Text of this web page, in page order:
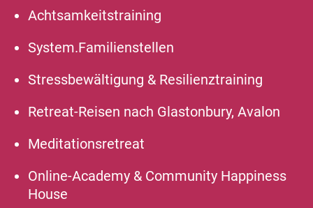
Achtsamkeitstraining
System.Familienstellen
Stressbewältigung & Resilienztraining
Retreat-Reisen nach Glastonbury, Avalon
Meditationsretreat
Online-Academy & Community Happiness
House